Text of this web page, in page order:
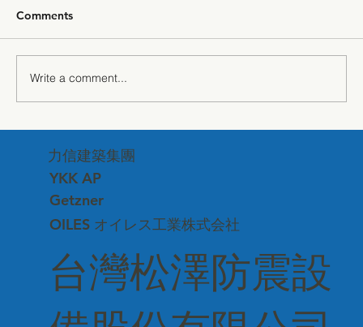
台灣松澤防震設
OILES オイレス工業株式会社
Getzner
YKK AP
力信建築集團
Vibration Isolation and Noise Reduction,
Shipbuilding Solutions Complete Series
Vibration and Sound Isolation
Comments
Write a comment...